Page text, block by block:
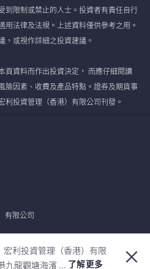
到限制或禁止的人士。投資者有責任自行
用法律及法規。上述資料僅供參考之用。
，或視作詳細之投資建議。
頁資料而作出投資決定， 而應仔細閱讀
險因素、收費及產品特點。證券及期貨事
投資管理（香港）有限公司刊發。
有限公司
宏利投資管理（香港）有限
九龍觀塘海濱 ... 了解更多